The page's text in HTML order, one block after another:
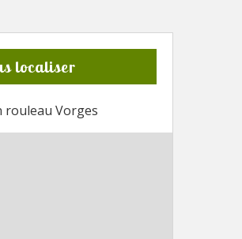
localiser
rouleau Vorges